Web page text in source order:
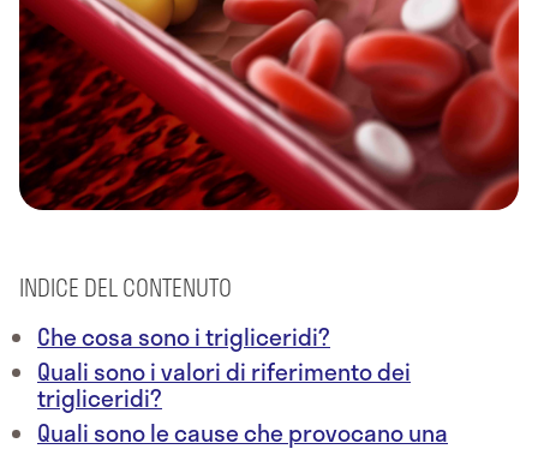
INDICE DEL CONTENUTO
Che cosa sono i trigliceridi?
Quali sono i valori di riferimento dei
trigliceridi?
Quali sono le cause che provocano una